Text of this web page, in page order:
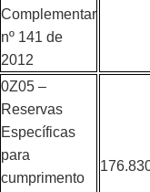
Complementar
nº 141 de
2012
0Z05 –
Reservas
Específicas
para
cumprimento